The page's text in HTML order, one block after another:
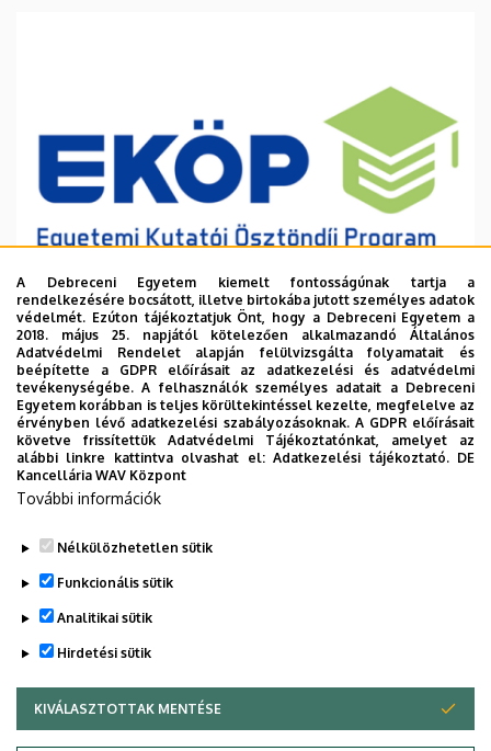
2026. augusztus 6.
Ösztöndíj a tudományos munka
támogatására
INTÉZMÉNYI TUDOMÁNY
A Debreceni Egyetem kiemelt fontosságúnak tartja a
rendelkezésére bocsátott, illetve birtokába jutott személyes adatok
védelmét. Ezúton tájékoztatjuk Önt, hogy a Debreceni Egyetem a
2018. május 25. napjától kötelezően alkalmazandó Általános
Adatvédelmi Rendelet alapján felülvizsgálta folyamatait és
beépítette a GDPR előírásait az adatkezelési és adatvédelmi
tevékenységébe. A felhasználók személyes adatait a Debreceni
Egyetem korábban is teljes körültekintéssel kezelte, megfelelve az
érvényben lévő adatkezelési szabályozásoknak. A GDPR előírásait
követve frissítettük Adatvédelmi Tájékoztatónkat, amelyet az
alábbi linkre kattintva olvashat el:Adatkezelési tájékoztató. DE
Kancellária WAV Központ
További információk
Nélkülözhetetlen sütik
Funkcionális sütik
Analitikai sütik
Hirdetési sütik
KIVÁLASZTOTTAK MENTÉSE
WITHDRAW CONSENT